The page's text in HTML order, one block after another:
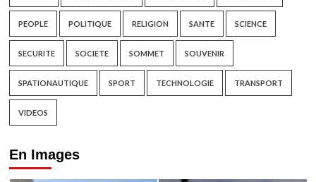
PEOPLE POLITIQUE RELIGION SANTE SCIENCE
SECURITE SOCIETE SOMMET SOUVENIR
SPATIONAUTIQUE SPORT TECHNOLOGIE TRANSPORT
VIDEOS
En Images